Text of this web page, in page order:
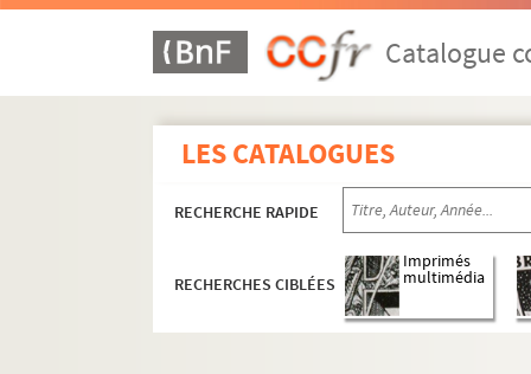
Catalogue
LES CATALOGUES
RECHERCHE RAPIDE
RECHERCHES CIBLÉES
Imprimés
multimédia